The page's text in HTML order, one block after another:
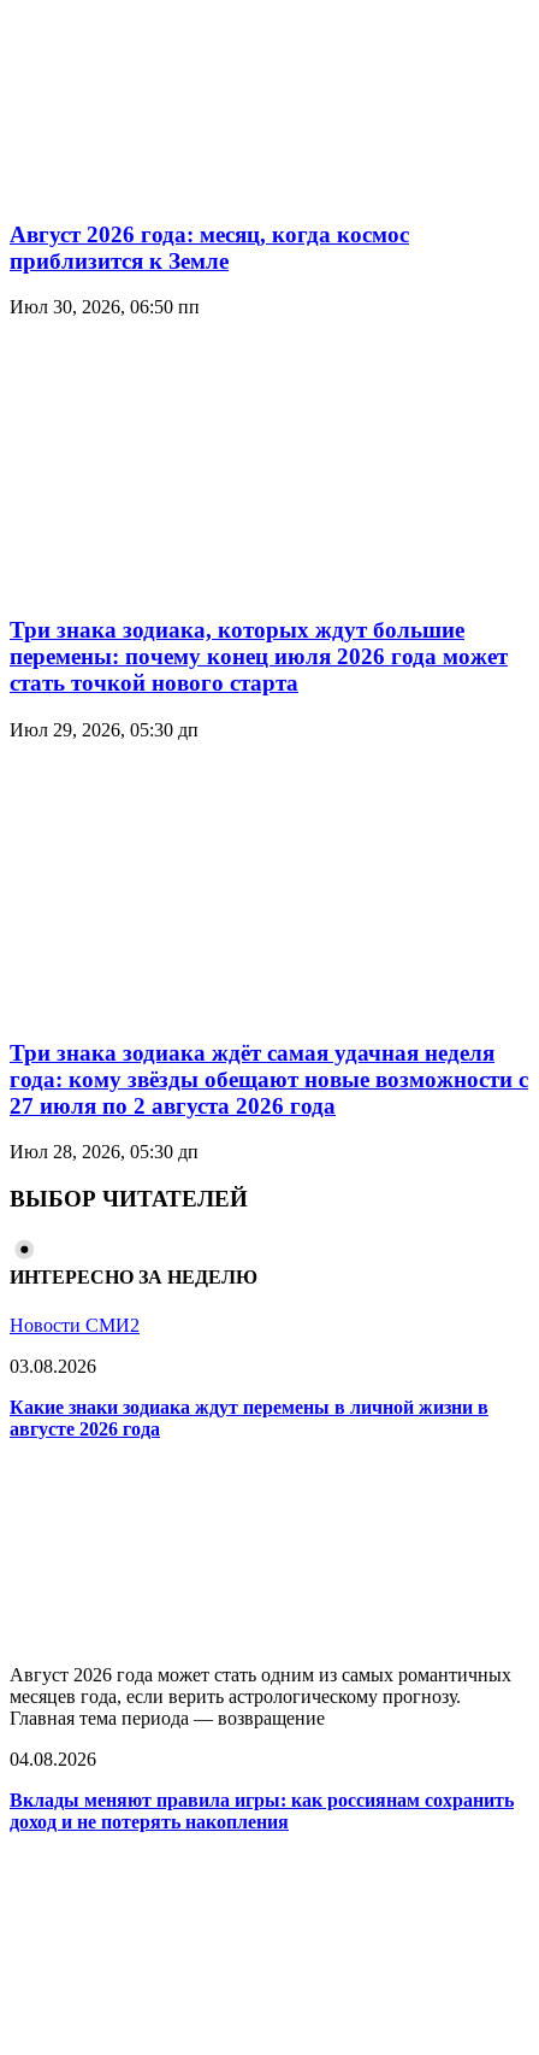
Август 2026 года: месяц, когда космос
приблизится к Земле
Июл 30, 2026, 06:50 пп
Три знака зодиака, которых ждут большие
перемены: почему конец июля 2026 года может
стать точкой нового старта
Июл 29, 2026, 05:30 дп
Три знака зодиака ждёт самая удачная неделя
года: кому звёзды обещают новые возможности с
27 июля по 2 августа 2026 года
Июл 28, 2026, 05:30 дп
ВЫБОР ЧИТАТЕЛЕЙ
ИНТЕРЕСНО ЗА НЕДЕЛЮ
Новости СМИ2
03.08.2026
Какие знаки зодиака ждут перемены в личной жизни в
августе 2026 года
Август 2026 года может стать одним из самых романтичных
месяцев года, если верить астрологическому прогнозу.
Главная тема периода — возвращение
04.08.2026
Вклады меняют правила игры: как россиянам сохранить
доход и не потерять накопления